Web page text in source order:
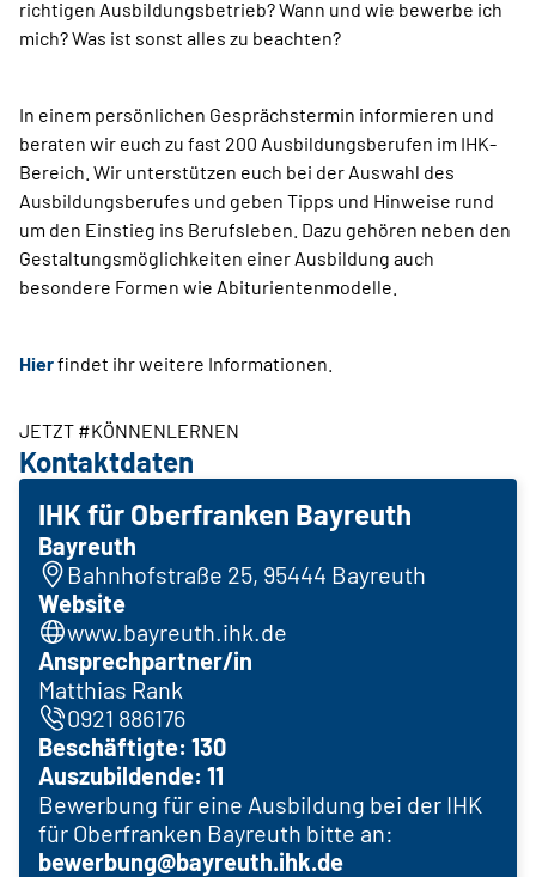
richtigen Ausbildungsbetrieb? Wann und wie bewerbe ich
mich? Was ist sonst alles zu beachten?
In einem persönlichen Gesprächstermin informieren und
beraten wir euch zu fast 200 Ausbildungsberufen im IHK-
Bereich. Wir unterstützen euch bei der Auswahl des
Ausbildungsberufes und geben Tipps und Hinweise rund
um den Einstieg ins Berufsleben. Dazu gehören neben den
Gestaltungsmöglichkeiten einer Ausbildung auch
besondere Formen wie Abiturientenmodelle.
Hierfindet ihr weitere Informationen.
JETZT #KÖNNENLERNEN
Kontaktdaten
IHK für Oberfranken Bayreuth
Bayreuth
Bahnhofstraße 25, 95444 Bayreuth
Website
www.bayreuth.ihk.de
Ansprechpartner/in
Matthias Rank
0921 886176
Beschäftigte: 130
Auszubildende: 11
Bewerbung für eine Ausbildung bei der IHK
für Oberfranken Bayreuth bitte an:
bewerbung@bayreuth.ihk.de